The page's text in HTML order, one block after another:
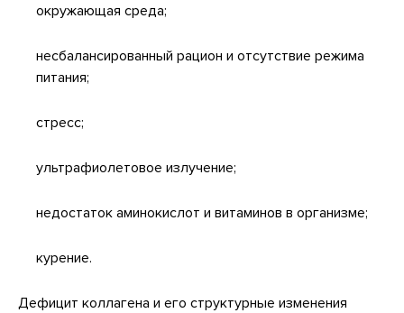
окружающая среда;
несбалансированный рацион и отсутствие режима
питания;
стресс;
ультрафиолетовое излучение;
недостаток аминокислот и витаминов в организме;
курение.
Дефицит коллагена и его структурные изменения